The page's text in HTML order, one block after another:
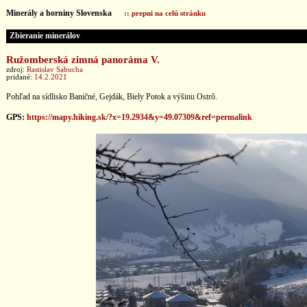
Minerály a horniny Slovenska :: prepni na celú stránku
Zbieranie minerálov
Ružomberská zimná panoráma V.
zdroj: Rastislav Sabucha
pridané: 14.2.2021
Pohľad na sídlisko Baničné, Gejdák, Biely Potok a výšinu Ostrô.
GPS: https://mapy.hiking.sk/?x=19.2934&y=49.07309&ref=permalink